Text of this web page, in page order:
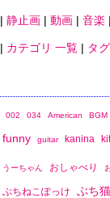
| 静止画 | 動画 | 音楽 |
| カテゴリ 一覧 | タ
002 034 American BGM
funny guitar kanina
うーちゃん おしゃべり
ぶちねこぽっけ ぶち猫